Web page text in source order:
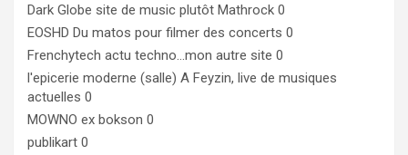
Dark Globe site de music plutôt Mathrock 0
EOSHD Du matos pour filmer des concerts 0
Frenchytech actu techno…mon autre site 0
l'epicerie moderne (salle) A Feyzin, live de musiques
actuelles 0
MOWNO ex bokson 0
publikart 0